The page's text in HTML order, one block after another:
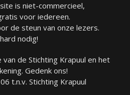
is niet-commercieel,
voor iedereen.
de steun van onze lezers.
nodig!
van de Stichting Krapuul en het
Gedenk ons!
t.n.v. Stichting Krapuul